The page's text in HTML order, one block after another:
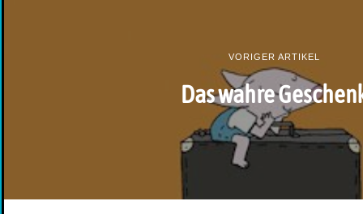
VORIGER ARTIKEL
Das wahre